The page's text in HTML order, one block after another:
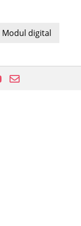
Modul digital
YouTube
E-Mail